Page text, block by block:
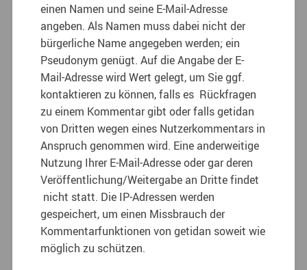
einen Namen und seine E-Mail-Adresse
angeben. Als Namen muss dabei nicht der
bürgerliche Name angegeben werden; ein
Pseudonym genügt. Auf die Angabe der E-
Mail-Adresse wird Wert gelegt, um Sie ggf.
kontaktieren zu können, falls es Rückfragen
zu einem Kommentar gibt oder falls getidan
von Dritten wegen eines Nutzerkommentars in
Anspruch genommen wird. Eine anderweitige
Nutzung Ihrer E-Mail-Adresse oder gar deren
Veröffentlichung/Weitergabe an Dritte findet
nicht statt. Die IP-Adressen werden
gespeichert, um einen Missbrauch der
Kommentarfunktionen von getidan soweit wie
möglich zu schützen.